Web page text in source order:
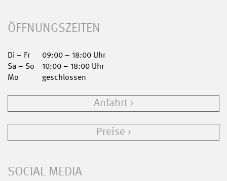
ÖFFNUNGSZEITEN
Di – Fr
09:00 – 18:00 Uhr
Sa – So
10:00 – 18:00 Uhr
Mo
geschlossen
Anfahrt
Preise
SOCIAL MEDIA